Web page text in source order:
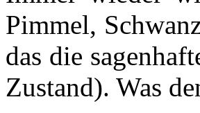
Pimmel,
das die
Zustand). Was